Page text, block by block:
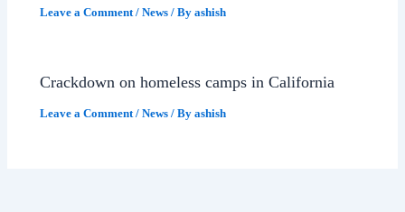
Leave a Comment /News / Byashish
Crackdown on homeless camps in California
Leave a Comment /News / Byashish